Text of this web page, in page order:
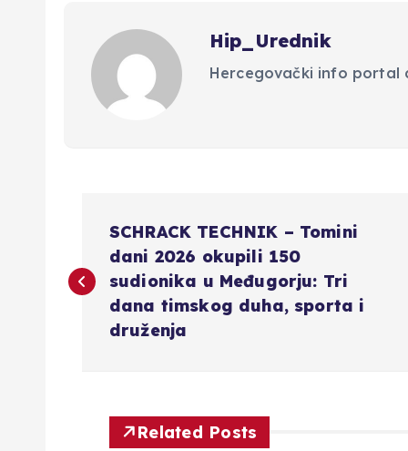
Hip_Urednik
Hercegovački info portal
a
SCHRACK TECHNIK – Tomini
dani 2026 okupili 150
sudionika u Međugorju: Tri
dana timskog duha, sporta i
druženja
Related Posts